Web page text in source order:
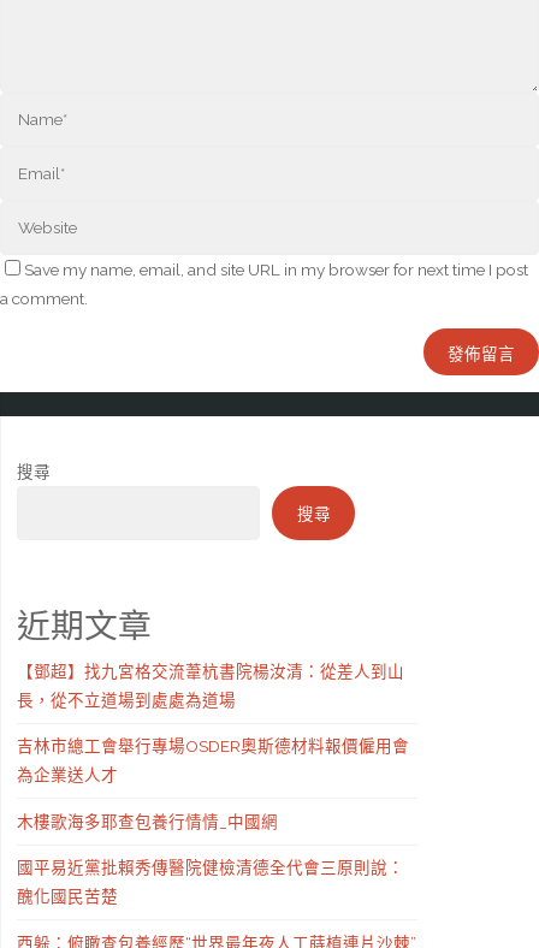
Save my name, email, and site URL in my browser for next time I post
a comment.
搜尋
搜尋
近期文章
【鄧超】找九宮格交流葦杭書院楊汝清：從差人到山
長，從不立道場到處處為道場
吉林市總工會舉行專場OSDER奧斯德材料報價僱用會
為企業送人才
木樓歌海多耶查包養行情情_中國網
國平易近黨批賴秀傳醫院健檢清德全代會三原則說：
醜化國民苦楚
西躲：俯瞰查包養經歷“世界最年夜人工蒔植連片沙棘”